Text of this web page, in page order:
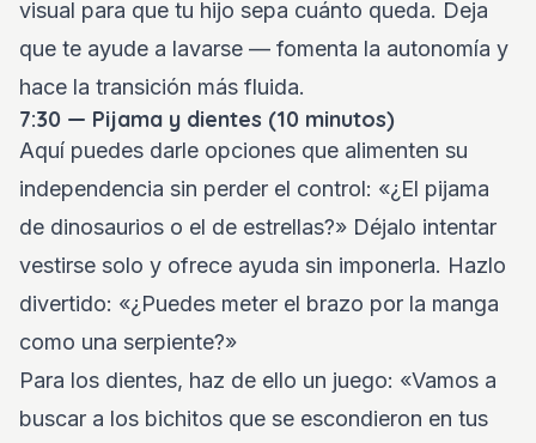
visual para que tu hijo sepa cuánto queda. Deja
que te ayude a lavarse — fomenta la autonomía y
hace la transición más fluida.
7:30 — Pijama y dientes (10 minutos)
Aquí puedes darle opciones que alimenten su
independencia sin perder el control: «¿El pijama
de dinosaurios o el de estrellas?» Déjalo intentar
vestirse solo y ofrece ayuda sin imponerla. Hazlo
divertido: «¿Puedes meter el brazo por la manga
como una serpiente?»
Para los dientes, haz de ello un juego: «Vamos a
buscar a los bichitos que se escondieron en tus